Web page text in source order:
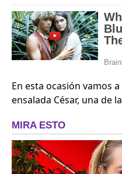
En esta ocasión vamos
ensalada César, una de